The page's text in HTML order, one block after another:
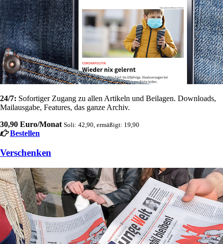
24/7: Sofortiger Zugang zu allen Artikeln und Beilagen. Downloads,
Mailausgabe, Features, das ganze Archiv.
30,90 Euro/Monat Soli: 42,90, ermäßigt: 19,90
Bestellen
Verschenken